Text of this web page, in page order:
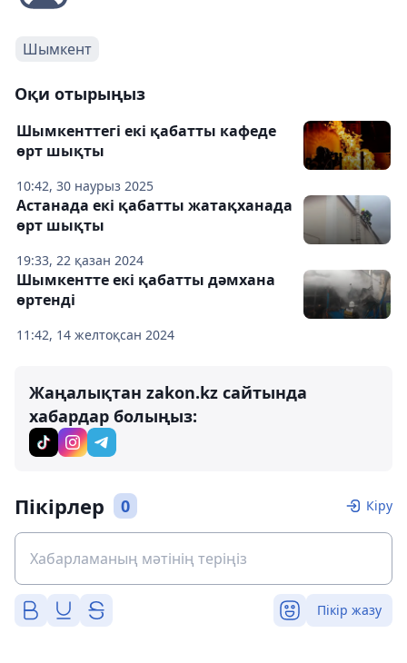
Шымкент
Оқи отырыңыз
10:42, 30 наурыз 2025
Шымкенттегі екі қабатты кафеде
өрт шықты
19:33, 22 қазан 2024
Астанада екі қабатты жатақханада
өрт шықты
11:42, 14 желтоқсан 2024
Шымкентте екі қабатты дәмхана
өртенді
Жаңалықтан zakon.kz сайтында
хабардар болыңыз:
Пікірлер 0 Кіру
Пікір жазу